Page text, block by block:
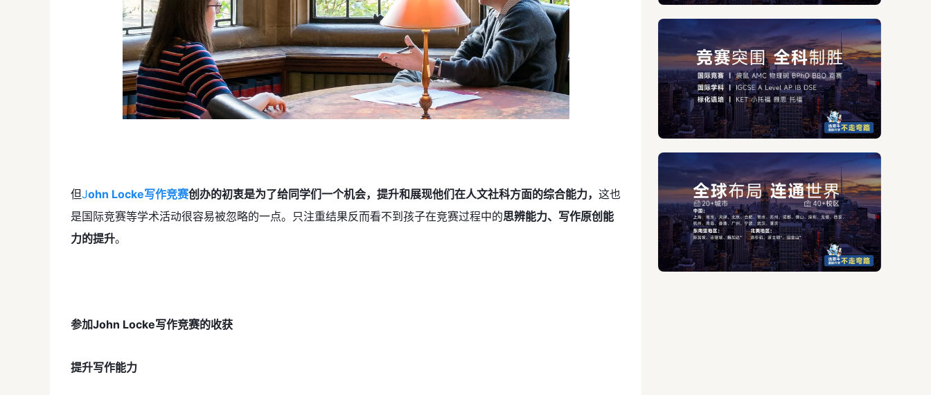
但John Locke写作竞赛创办的初衷是为了给同学们一个机会，提升和展现他们在人文社科方面的综合能力， 这也
是国际竞赛等学术活动很容易被忽略的一点。只注重结果反而看不到孩子在竞赛过程中的思辨能力、写作原创能
力的提升。
参加John Locke写作竞赛的收获
提升写作能力